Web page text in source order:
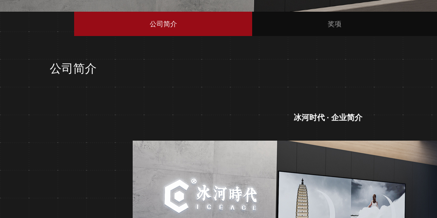
公司简介 奖项
公司简介
冰河时代 · 企业简介